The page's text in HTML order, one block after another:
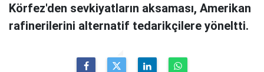
Körfez'den sevkiyatların aksaması, Amerikan
rafinerilerini alternatif tedarikçilere yöneltti.